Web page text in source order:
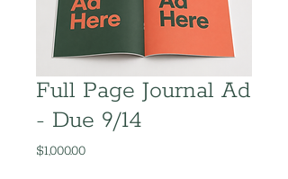
Full Page Journal Ad
- Due 9/14
$1,000.00मूल्य